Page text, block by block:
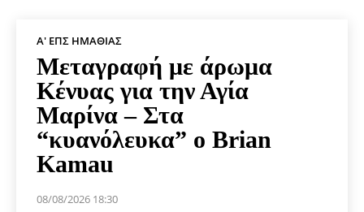
Α' ΕΠΣ ΗΜΑΘΊΑΣ
Μεταγραφή με άρωμα
Κένυας για την Αγία
Μαρίνα – Στα
“κυανόλευκα” ο Brian
Kamau
08/08/2026 18:30